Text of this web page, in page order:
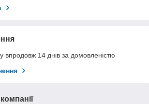
впродовж 14 днів за домовленістю